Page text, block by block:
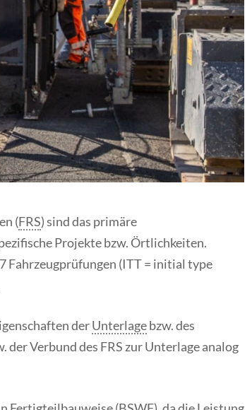
(FRS) sind das primäre
Projekte bzw. Örtlichkeiten.
Fahrzeugprüfungen (ITT = initial type
derUnterlagebzw. des
Verbund des FRS zur Unterlage analog